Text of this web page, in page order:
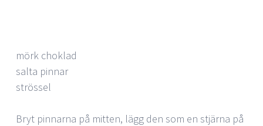
mörk choklad
salta pinnar
strössel
Bryt pinnarna på mitten, lägg den som en stjärna på